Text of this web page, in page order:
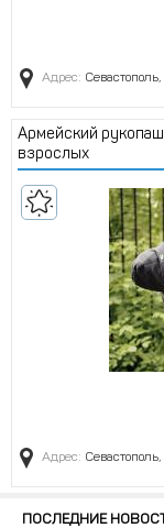
Адрес:
Армейский рукопашный бой и самооборона для детей и
взрослых
Адрес:
ПОСЛЕДНИЕ